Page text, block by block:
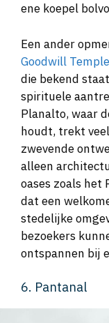
ene koepel
Een ander
Goodwill Temple
die bekend
spirituele
Planalto, waar
houdt, trekt
zwevende
alleen
oases zoals het
dat een
stedelijke
bezoekers
ontspannen bij
6. Pantanal